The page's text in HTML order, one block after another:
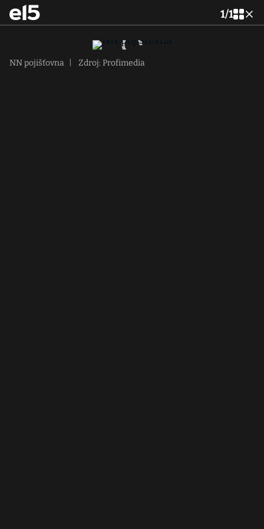
1/1
NN pojišťovna Zdroj: Profimedia